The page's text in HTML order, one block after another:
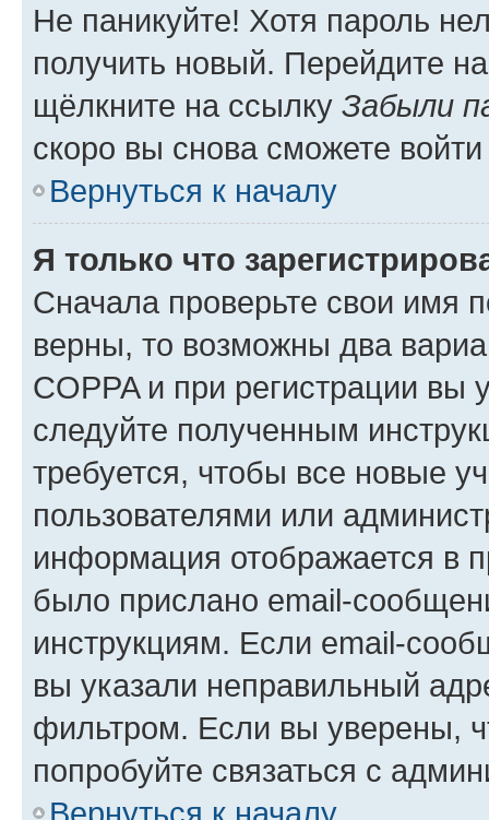
Не паникуйте! Хотя пароль
получить новый. Перейдите
щёлкните на ссылку Забыли
скоро вы снова сможете
Вернуться к началу
Я только что
Сначала проверьте свои имя
верны, то возможны два
COPPA и при регистрации вы
следуйте полученным
требуется, чтобы все новые
пользователями или
информация отображается в
было прислано email-
инструкциям. Если email-
вы указали неправильный
фильтром. Если вы уверены,
попробуйте связаться с
Вернуться к началу